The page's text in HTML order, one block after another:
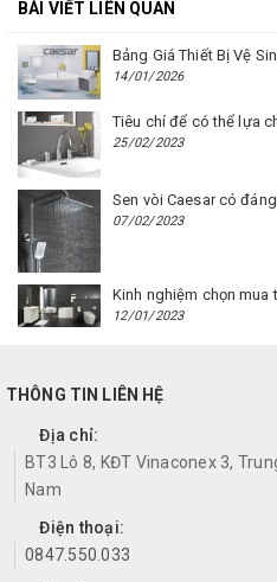
BÀI VIẾT LIÊN QUAN
14/01/2026
25/02/2023
Sen vòi Caesar có
07/02/2023
12/01/2023
THÔNG TIN LIÊN HỆ
Địa chỉ:
BT3 Lô 8, KĐT Vinaconex 3,
Nam
Điện thoại:
0847.550.033